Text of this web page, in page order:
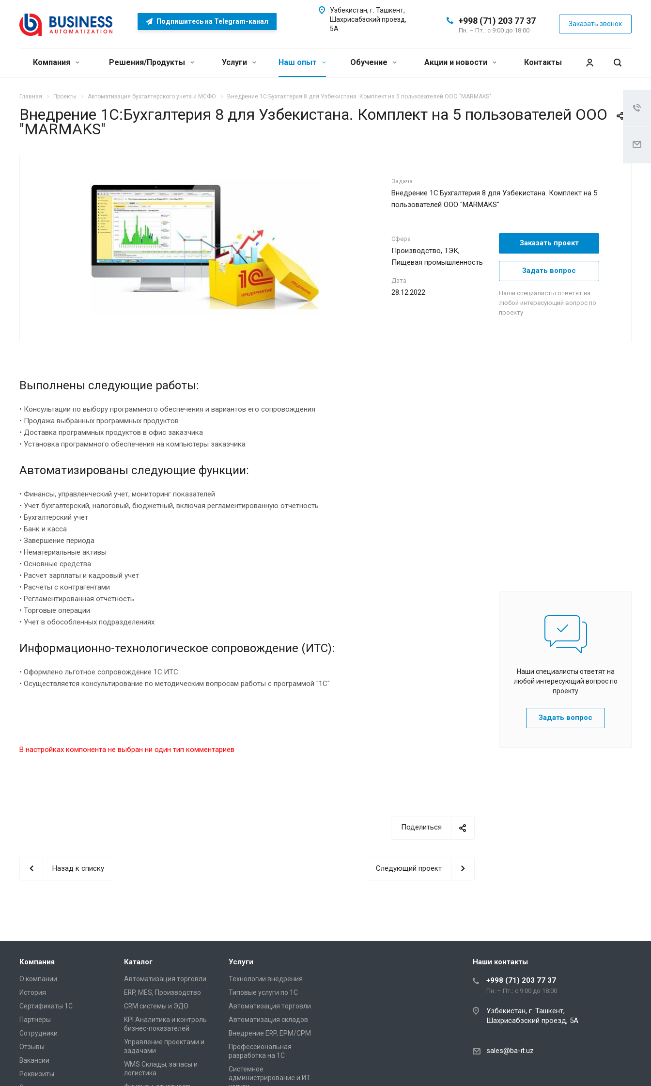
Подпишитесь на Telegram-канал +998 (71) 203 77 37
Пн. – Пт.: с 9:00 до 18:00
Заказать звонок
Узбекистан, г. Ташкент,
Шахрисабзский проезд,
5А
Компания Решения/Продукты Услуги Наш опыт Обучение Акции и новости Контакты
Главная Проекты Автоматизация бухгалтерского учета и МСФО Внедрение 1С:Бухгалтерия 8 для Узбекистана. Комплект на 5 пользователей ООО "MARMAKS"
Внедрение 1С:Бухгалтерия 8 для Узбекистана. Комплект на 5 пользователей ООО
"MARMAKS"
Задача
Внедрение 1С:Бухгалтерия 8 для Узбекистана. Комплект на 5
пользователей ООО "MARMAKS"
Сфера
Производство, ТЭК,
Пищевая промышленность
Дата
28.12.2022
Заказать проект
Задать вопрос
Наши специалисты ответят на
любой интересующий вопрос по
проекту
Выполнены следующие работы:
• Консультации по выбору программного обеспечения и вариантов его сопровождения
• Продажа выбранных программных продуктов
• Доставка программных продуктов в офис заказчика
• Установка программного обеспечения на компьютеры заказчика
Автоматизированы следующие функции:
• Финансы, управленческий учет, мониторинг показателей
• Учет бухгалтерский, налоговый, бюджетный, включая регламентированную отчетность
• Бухгалтерский учет
• Банк и касса
• Завершение периода
• Нематериальные активы
• Основные средства
• Расчет зарплаты и кадровый учет
• Расчеты с контрагентами
• Регламентированная отчетность
• Торговые операции
• Учет в обособленных подразделениях
Информационно-технологическое сопровождение (ИТС):
• Оформлено льготное сопровождение 1С:ИТС
• Осуществляется консультирование по методическим вопросам работы с программой "1С"
В настройках компонента не выбран ни один тип комментариев
Наши специалисты ответят на
любой интересующий вопрос по
проекту
Задать вопрос
Поделиться
Назад к списку Следующий проект
Компания
О компании
История
Сертификаты 1С
Партнеры
Сотрудники
Отзывы
Вакансии
Реквизиты
Каталог
Автоматизация торговли
ERP, MES, Производство
CRM системы и ЭДО
KPI Аналитика и контроль
бизнес-показателей
Управление проектами и
задачами
WMS Склады, запасы и
логистика
Услуги
Технологии внедрения
Типовые услуги по 1С
Автоматизация торговли
Автоматизация складов
Внедрение ERP, EPM/CPM
Профессиональная
разработка на 1С
Системное
администрирование и ИТ-
Наши контакты
+998 (71) 203 77 37
Пн. – Пт.: с 9:00 до 18:00
Узбекистан, г. Ташкент,
Шахрисабзский проезд, 5А
sales@ba-it.uz